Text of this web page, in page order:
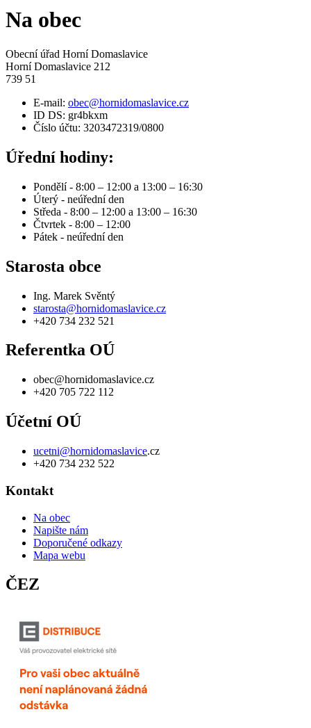
Na obec
Obecní úřad Horní Domaslavice
Horní Domaslavice 212
739 51
E-mail: obec@hornidomaslavice.cz
ID DS: gr4bkxm
Číslo účtu: 3203472319/0800
Úřední hodiny:
Pondělí - 8:00 – 12:00 a 13:00 – 16:30
Úterý - neúřední den
Středa - 8:00 – 12:00 a 13:00 – 16:30
Čtvrtek - 8:00 – 12:00
Pátek - neúřední den
Starosta obce
Ing. Marek Svěntý
starosta@hornidomaslavice.cz
+420 734 232 521
Referentka OÚ
obec@hornidomaslavice.cz
+420 705 722 112
Účetní OÚ
ucetni@hornidomaslavice.cz
+420 734 232 522
Kontakt
Na obec
Napište nám
Doporučené odkazy
Mapa webu
ČEZ